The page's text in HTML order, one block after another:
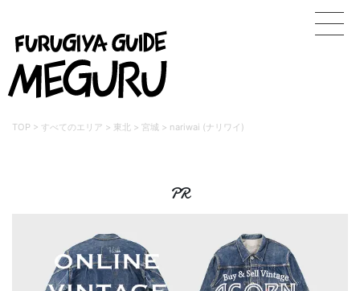
TOP > すべてのエリア > 東北 > 宮城 > nariwai (ナリワイ)
PR